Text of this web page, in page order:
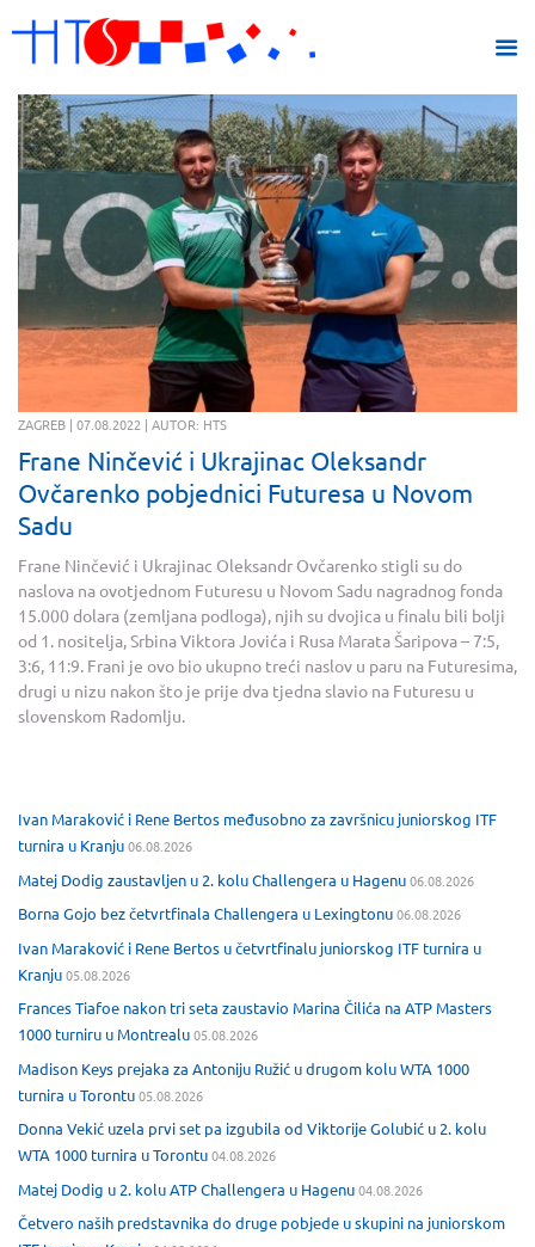
ZAGREB | 07.08.2022 | AUTOR: HTS
Frane Ninčević i Ukrajinac Oleksandr
Ovčarenko pobjednici Futuresa u Novom
Sadu
Frane Ninčević i Ukrajinac Oleksandr Ovčarenko stigli su do
naslova na ovotjednom Futuresu u Novom Sadu nagradnog fonda
15.000 dolara (zemljana podloga), njih su dvojica u finalu bili bolji
od 1. nositelja, Srbina Viktora Jovića i Rusa Marata Šaripova – 7:5,
3:6, 11:9. Frani je ovo bio ukupno treći naslov u paru na Futuresima,
drugi u nizu nakon što je prije dva tjedna slavio na Futuresu u
slovenskom Radomlju.
Ivan Maraković i Rene Bertos međusobno za završnicu juniorskog ITF
turnira u Kranju06.08.2026
Matej Dodig zaustavljen u 2. kolu Challengera u Hagenu06.08.2026
Borna Gojo bez četvrtfinala Challengera u Lexingtonu06.08.2026
Ivan Maraković i Rene Bertos u četvrtfinalu juniorskog ITF turnira u
Kranju05.08.2026
Frances Tiafoe nakon tri seta zaustavio Marina Čilića na ATP Masters
1000 turniru u Montrealu05.08.2026
Madison Keys prejaka za Antoniju Ružić u drugom kolu WTA 1000
turnira u Torontu05.08.2026
Donna Vekić uzela prvi set pa izgubila od Viktorije Golubić u 2. kolu
WTA 1000 turnira u Torontu04.08.2026
Matej Dodig u 2. kolu ATP Challengera u Hagenu04.08.2026
Četvero naših predstavnika do druge pobjede u skupini na juniorskom